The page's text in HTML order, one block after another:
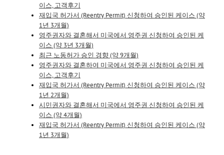
이스, 고객후기
재입국 허가서 (Reentry Permit) 신청하여 승인된 케이스 (약
1년 3개월)
영주권자와 결혼해서 미국에서 영주권 신청하여 승인된 케
이스 (약 3년 3개월)
최근 노동허가 승인 경향 (약 9개월)
영주권자와 결혼하여 미국에서 영주권 신청하여 승인된 케
이스, 고객후기
재입국 허가서 (Reentry Permit) 신청하여 승인된 케이스 (약
1년 2개월)
시민권자와 결혼해서 미국에서 영주권 신청하여 승인된 케
이스 (약 4개월)
재입국 허가서 (Reentry Permit) 신청하여 승인된 케이스 (약
1년 3개월)